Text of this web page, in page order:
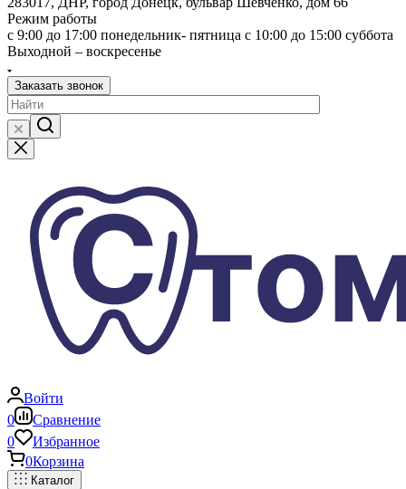
Режим работы
с 9:00 до 17:00 понедельник- пятница с 10:00 до 15:00 суббота
Выходной – воскресенье
Заказать звонок
Войти
0
Сравнение
0
Избранное
0Корзина
Каталог